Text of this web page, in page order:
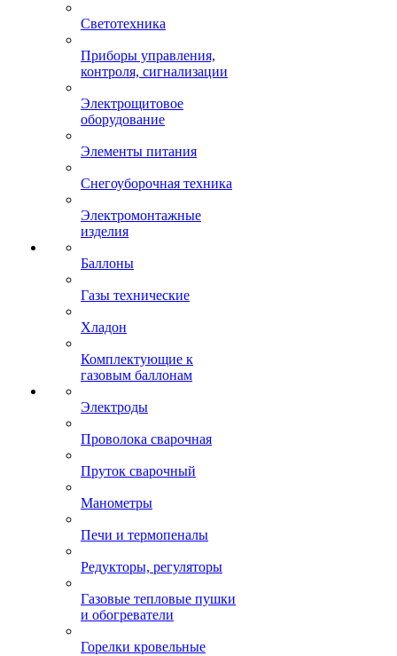
Светотехника
Приборы управления,
контроля, сигнализации
Электрощитовое
оборудование
Элементы питания
Снегоуборочная техника
Электромонтажные
изделия
Баллоны
Газы технические
Хладон
Комплектующие к
газовым баллонам
Электроды
Проволока сварочная
Пруток сварочный
Манометры
Печи и термопеналы
Редукторы, регуляторы
Газовые тепловые пушки
и обогреватели
Горелки кровельные